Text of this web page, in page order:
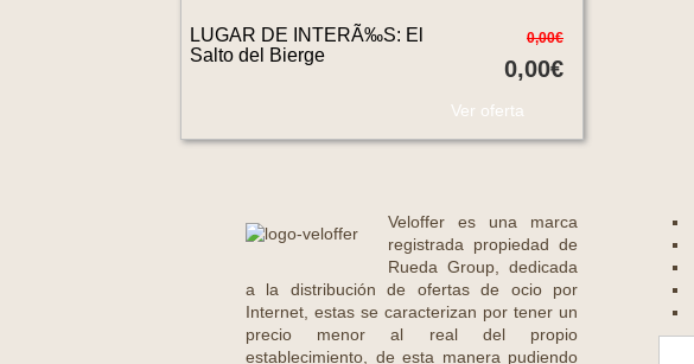
0,00€
0,00€
Ver oferta
LUGAR DE INTERÃ‰S: El
Salto del Bierge
Veloffer es una marca
registrada propiedad de
Rueda Group, dedicada
a la distribución de ofertas de ocio por
Internet, estas se caracterizan por tener un
precio menor al real del propio
establecimiento, de esta manera pudiendo